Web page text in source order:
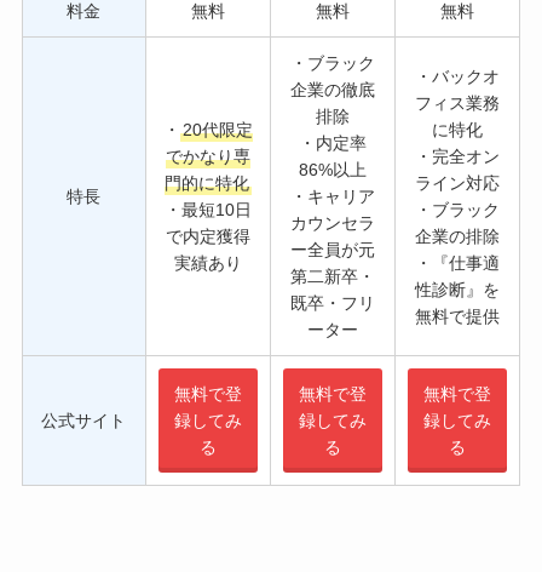
料金 無料 無料 無料
特長
・ 20代限定
でかなり専
門的に特化
・最短10日
で内定獲得
実績あり
・ブラック
企業の徹底
排除
・内定率
86%以上
・キャリア
カウンセラ
ー全員が元
第二新卒・
既卒・フリ
ーター
・バックオ
フィス業務
に特化
・完全オン
ライン対応
・ブラック
企業の排除
・『仕事適
性診断』を
無料で提供
公式サイト
無料で登
録してみ
る
無料で登
録してみ
る
無料で登
録してみ
る